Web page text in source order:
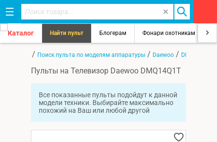
Каталог Найти пульт Блогерам Фонари охотникам
/ Поиск пульта по моделям аппаратуры / Daewoo / DMQ14Q1T
Пульты на Телевизор Daewoo DMQ14Q1T
Все показанные пульты подойдут к данной
модели техники. Выбирайте максимально
похожий на Ваш или любой другой